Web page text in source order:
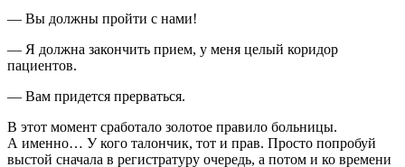
— Вы должны пройти с нами!
— Я должна закончить прием, у меня целый коридор
пациентов.
— Вам придется прерваться.
В этот момент сработало золотое правило больницы.
А именно… У кого талончик, тот и прав. Просто попробуй
выстой сначала в регистратуру очередь, а потом и ко времени